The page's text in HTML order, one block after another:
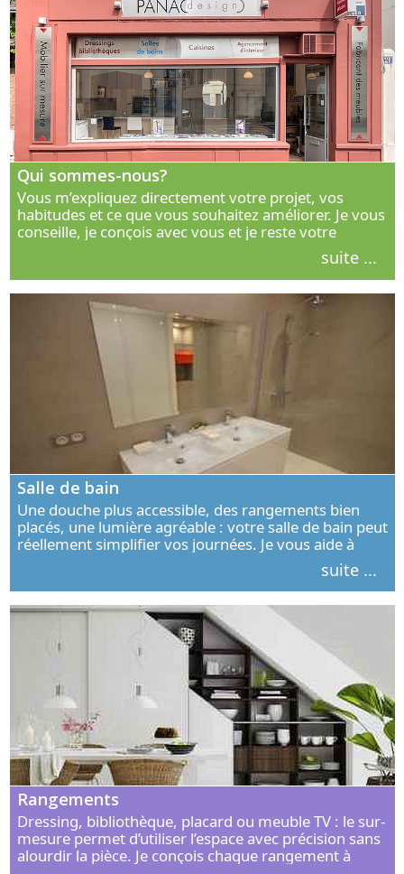
Qui sommes-nous?
Vous m’expliquez directement votre projet, vos
habitudes et ce que vous souhaitez améliorer. Je vous
conseille, je conçois avec vous et je reste votre
interlocuteur principal. Découvrez ma façon de vous
suite ...
Salle de bain
Une douche plus accessible, des rangements bien
placés, une lumière agréable : votre salle de bain peut
réellement simplifier vos journées. Je vous aide à
concevoir un espace élégant, confortable et adapté à
suite ...
Rangements
Dressing, bibliothèque, placard ou meuble TV : le sur-
mesure permet d’utiliser l’espace avec précision sans
alourdir la pièce. Je conçois chaque rangement à